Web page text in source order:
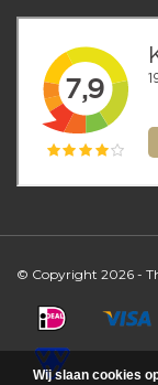
© Copyright 2026 -
Wij slaan cookies